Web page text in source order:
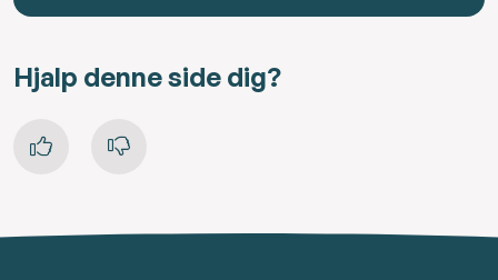
Hjalp denne side dig?